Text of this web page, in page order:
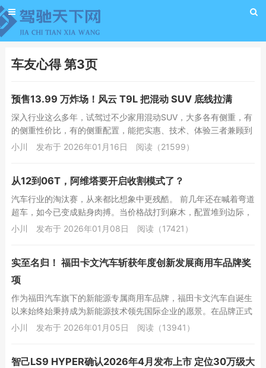
车友心得 第3页
预售13.99 万炸场！风云 T9L 把混动 SUV 底线拉满
深入行业这么多年，试驾过不少家用混动SUV，大多各有侧重，有
的侧重性价比，有的侧重配置，能把实惠、技术、体验三者兼顾到
位的，并不算多。直到奇瑞风云之夜推出风...
小川 发布于 2026年01月16日 阅读（21599）
从12到06T，阿维塔要开启收割模式了？
汽车行业的淘汰赛，从来都比想象中更残酷。 前几年还在喊着弯道
超车，如今已变成贴身肉搏。当价格战打到麻木，配置堆到边际，
消费者真正想要的是什么？不是更低的价...
小川 发布于 2026年01月08日 阅读（17421）
实至名归！ 福田卡文汽车斩获年度创新发展商用车品牌奖
项
作为福田汽车旗下的新能源专属商用车品牌，福田卡文汽车自诞生
以来始终始秉持成为新能源技术领先国际企业的愿景。在品牌正式
发布的3年多时间，已成功构建完成微型、轻型、...
小川 发布于 2026年01月05日 阅读（13941）
智己LS9 HYPER确认2026年4月发布上市 定位30万级大